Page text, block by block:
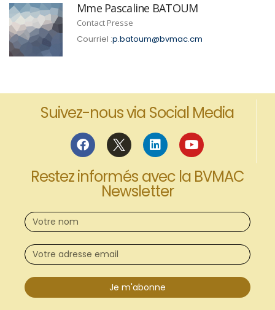
Mme Pascaline BATOUM
Contact Presse
Courriel :p.batoum@bvmac.cm
Suivez-nous via Social Media
Restez informés avec la BVMAC
Newsletter
Je m'abonne